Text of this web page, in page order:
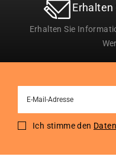
Erhalten Sie
for
Ich stimme den